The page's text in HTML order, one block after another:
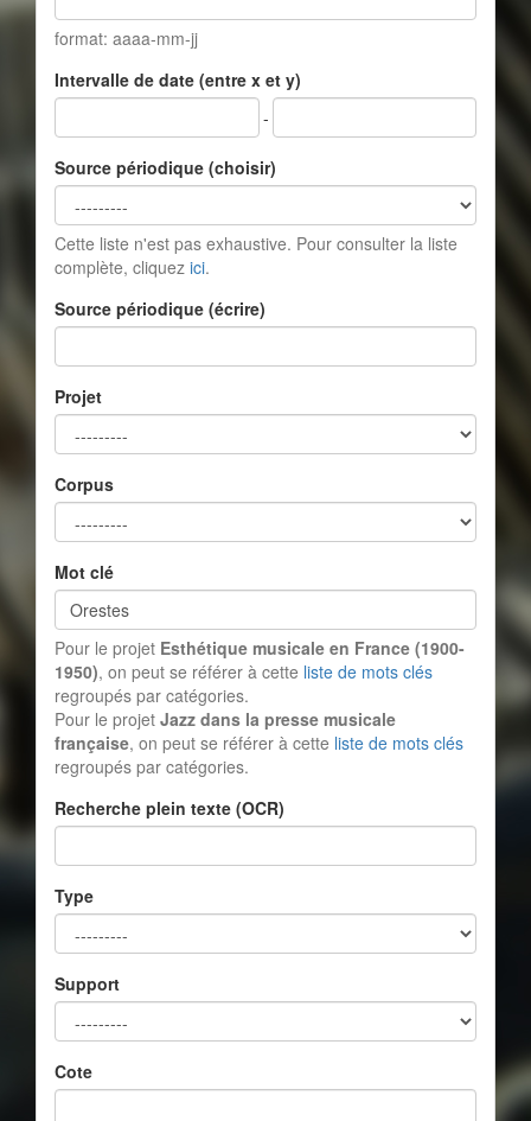
format: aaaa-mm-jj
Intervalle de date (entre x et y)
-
Source périodique (choisir)
Cette liste n'est pas exhaustive. Pour consulter la liste
complète, cliquez ici.
Source périodique (écrire)
Projet
Corpus
Mot clé
Pour le projet Esthétique musicale en France (1900-
1950), on peut se référer à cette liste de mots clés
regroupés par catégories.
Pour le projet Jazz dans la presse musicale
française, on peut se référer à cette liste de mots clés
regroupés par catégories.
Recherche plein texte (OCR)
Type
Support
Cote